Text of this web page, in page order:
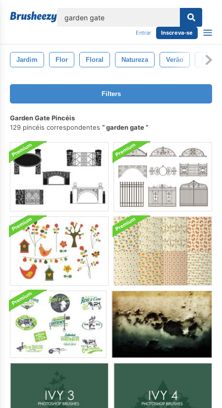
Entrar Inscreva-se
Jardim Flor Floral Natureza Verão Flores
Filters
Garden Gate Pincéis
129 pincéis correspondentes
garden gate